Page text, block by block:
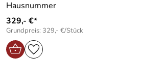
Hausnummer
329,- €*
Grundpreis: 329,- €/Stück